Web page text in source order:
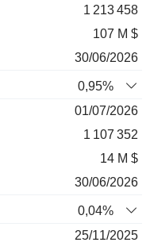
1 213 458
107 M $
30/06/2026
0,95%
01/07/2026
1 107 352
14 M $
30/06/2026
0,04%
25/11/2025